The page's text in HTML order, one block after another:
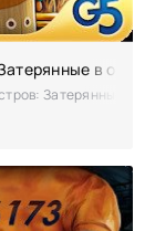
на много денег
фермы,
в
Затерянные в